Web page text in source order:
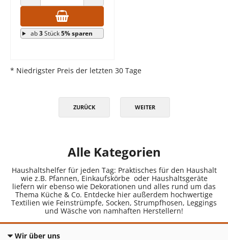
ANZAHL VERRINGERN ANZAHL ERHÖHEN
ab3Stück5% sparen
* Niedrigster Preis der letzten 30 Tage
ZURÜCK WEITER
Alle Kategorien
Haushaltshelfer für jeden Tag: Praktisches für den Haushalt
wie z.B. Pfannen, Einkaufskörbe oder Haushaltsgeräte
liefern wir ebenso wie Dekorationen und alles rund um das
Thema Küche & Co. Entdecke hier außerdem hochwertige
Textilien wie Feinstrümpfe, Socken, Strumpfhosen, Leggings
und Wäsche von namhaften Herstellern!
Wir über uns